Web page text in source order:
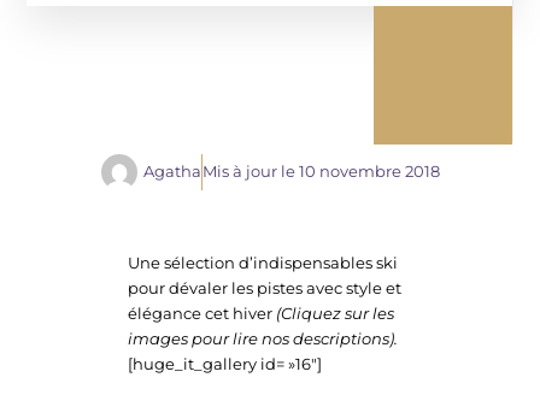
Agatha Mis à jour le 10 novembre 2018
Une sélection d’indispensables ski
pour dévaler les pistes avec style et
élégance cet hiver (Cliquez sur les
images pour lire nos descriptions).
[huge_it_gallery id= »16″]